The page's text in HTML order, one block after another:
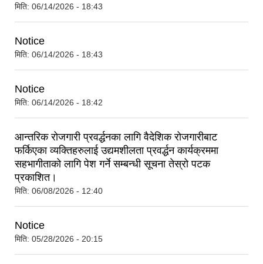
मिति: 06/14/2026 - 18:43
Notice
मिति: 06/14/2026 - 18:43
Notice
मिति: 06/14/2026 - 18:42
आन्तरिक रोजगारी प्रवर्द्धनका लागि वैदेशिक रोजगारीबाट
फर्किएका व्यक्तिहरुलाई उद्यमशीलता प्रवर्द्धन कार्यक्रममा
सहभागीताको लागि पेश गर्ने सम्बन्धी सूचना तेस्रो पटक
प्रकाशित।
मिति: 06/08/2026 - 12:40
Notice
मिति: 05/28/2026 - 20:15